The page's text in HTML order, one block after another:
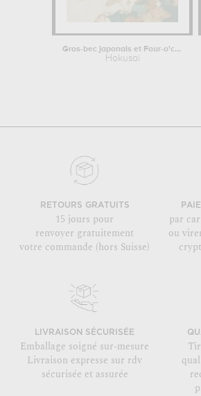
Gros-bec japonais et Four-o'cloks
Hokusai
RETOURS GRATUITS
15 jours pour
renvoyer gratuitement
votre commande (hors Suisse)
par
ou
LIVRAISON SÉCURISÉE
Emballage soigné sur-mesure
Livraison expresse sur rdv
sécurisée et assurée